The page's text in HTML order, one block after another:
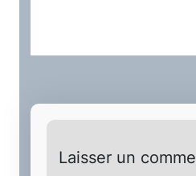
Laisser un